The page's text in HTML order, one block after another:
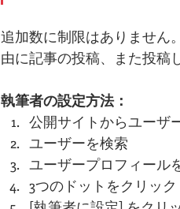
追加数に制限はありません
由に記事の投稿、また投稿
執筆者の設定方法：
公開サイトからユーザ
ユーザーを検索
ユーザープロフィール
3つのドットをクリック